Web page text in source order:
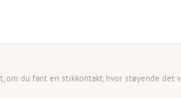
om du fant en stikkontakt, hvor støyende